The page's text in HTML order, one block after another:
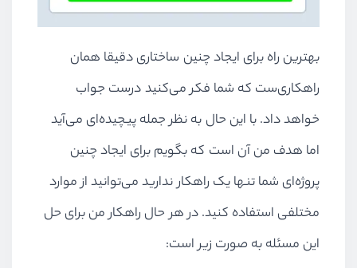
بهترین راه برای ایجاد چنین ساختاری دقیقا همان
راهکاری‌ست که شما فکر می‌کنید درست جواب
خواهد داد. با این حال به نظر جمله پیچیده‌ای می‌آید
اما هدف من آن است که بگویم برای ایجاد چنین
پروژه‌ای شما تنها یک راهکار ندارید می‌توانید از موارد
مختلفی استفاده کنید. در هر حال راهکار من برای حل
این مسئله به صورت زیر است: